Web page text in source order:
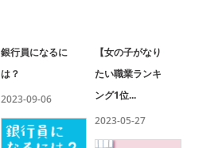
銀行員になるに
は？
2023-09-06
【女の子がなり
たい職業ランキ
ング1位...
2023-05-27